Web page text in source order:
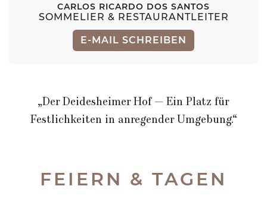
CARLOS RICARDO DOS SANTOS
SOMMELIER & RESTAURANTLEITER
E-MAIL SCHREIBEN
„Der Deidesheimer Hof — Ein Platz für
Festlichkeiten in anregender Umgebung.“
FEIERN & TAGEN